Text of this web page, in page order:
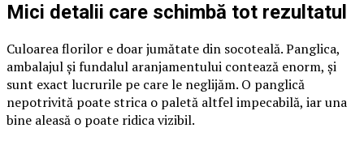
Mici detalii care schimbă tot rezultatul
Culoarea florilor e doar jumătate din socoteală. Panglica,
ambalajul și fundalul aranjamentului contează enorm, și
sunt exact lucrurile pe care le neglijăm. O panglică
nepotrivită poate strica o paletă altfel impecabilă, iar una
bine aleasă o poate ridica vizibil.